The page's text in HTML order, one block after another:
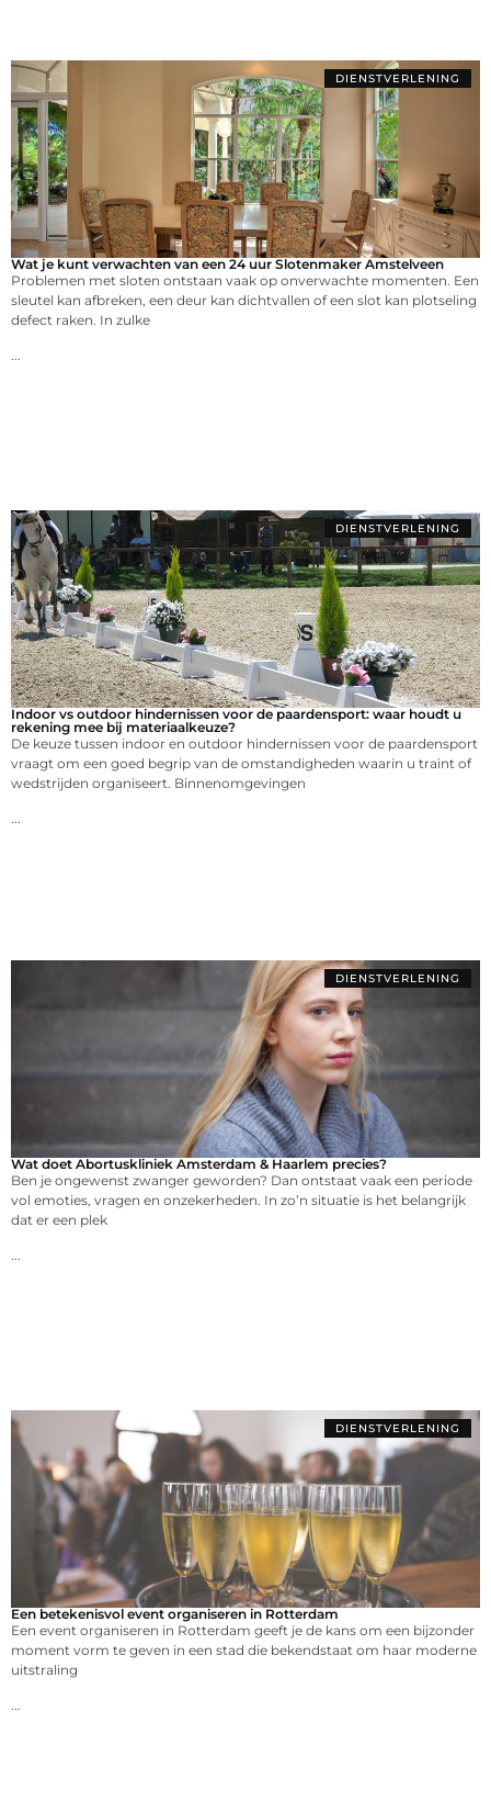
DIENSTVERLENING
Wat je kunt verwachten van een 24 uur Slotenmaker Amstelveen
Problemen met sloten ontstaan vaak op onverwachte momenten. Een
sleutel kan afbreken, een deur kan dichtvallen of een slot kan plotseling
defect raken. In zulke
...
DIENSTVERLENING
Indoor vs outdoor hindernissen voor de paardensport: waar houdt u
rekening mee bij materiaalkeuze?
De keuze tussen indoor en outdoor hindernissen voor de paardensport
vraagt om een goed begrip van de omstandigheden waarin u traint of
wedstrijden organiseert. Binnenomgevingen
...
DIENSTVERLENING
Wat doet Abortuskliniek Amsterdam & Haarlem precies?
Ben je ongewenst zwanger geworden? Dan ontstaat vaak een periode
vol emoties, vragen en onzekerheden. In zo’n situatie is het belangrijk
dat er een plek
...
DIENSTVERLENING
Een betekenisvol event organiseren in Rotterdam
Een event organiseren in Rotterdam geeft je de kans om een bijzonder
moment vorm te geven in een stad die bekendstaat om haar moderne
uitstraling
...